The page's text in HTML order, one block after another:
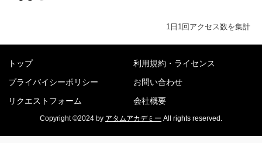
1日1回アクセス数を集計
トップ
利用規約・ライセンス
プライバイシーポリシー
お問い合わせ
リクエストフォーム
会社概要
Copyright ©2024 by アタムアカデミー All rights reserved.